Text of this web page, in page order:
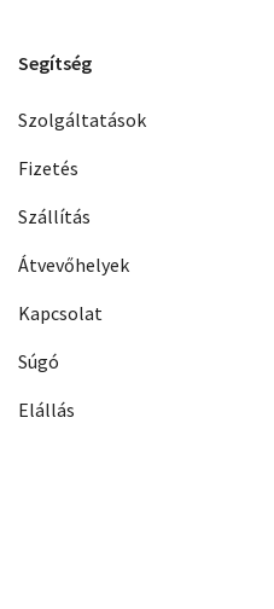
Segítség
Szolgáltatások
Fizetés
Szállítás
Átvevőhelyek
Kapcsolat
Súgó
Elállás